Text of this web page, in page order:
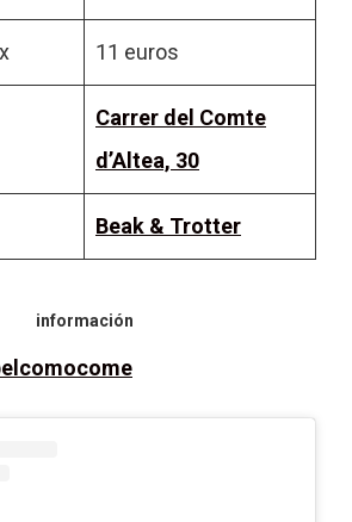
11 euros
Carrer del Comte
d’Altea, 30
Beak & Trotter
información